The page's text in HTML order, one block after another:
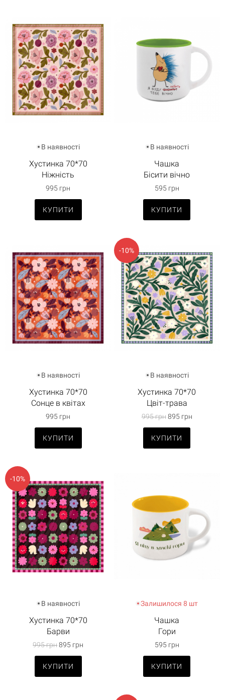
В наявності
Хустинка 70*70
Ніжність
995 грн
КУПИТИ
В наявності
Чашка
Бісити вічно
595 грн
КУПИТИ
В наявності
Хустинка 70*70
Сонце в квітах
995 грн
КУПИТИ
-10%
В наявності
Хустинка 70*70
Цвіт-трава
995 грн895 грн
КУПИТИ
-10%
В наявності
Хустинка 70*70
Барви
995 грн895 грн
КУПИТИ
Залишилося 8 шт
Чашка
Гори
595 грн
КУПИТИ